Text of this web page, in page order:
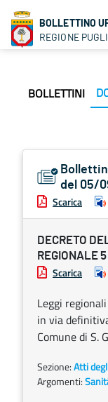
BOLLETTINO
REGIONE
BOLLETTINI
del 05/
Scarica
DECRETO
REGIONALE
Scarica
Leggi
in via
Comune di S.
Sezione:Atti
Argomenti: